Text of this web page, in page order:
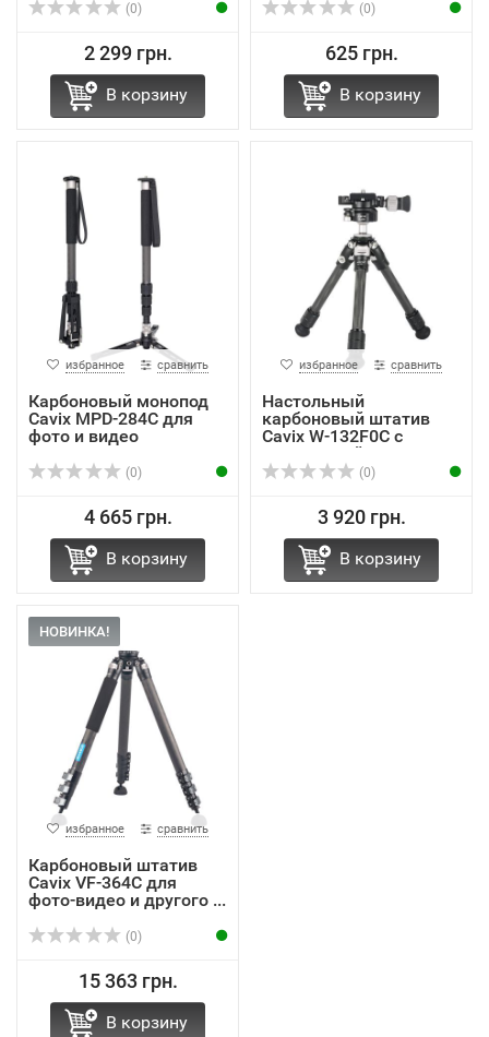
(0)
2 299 грн.
В корзину
(0)
625 грн.
В корзину
избранное сравнить
Карбоновый монопод
Cavix MPD-284C для
фото и видео
(0)
4 665 грн.
В корзину
избранное сравнить
Настольный
карбоновый штатив
Cavix W-132F0C с
панорамной ...
(0)
3 920 грн.
В корзину
НОВИНКА!
избранное сравнить
Карбоновый штатив
Cavix VF-364C для
фото-видео и другого ...
(0)
15 363 грн.
В корзину